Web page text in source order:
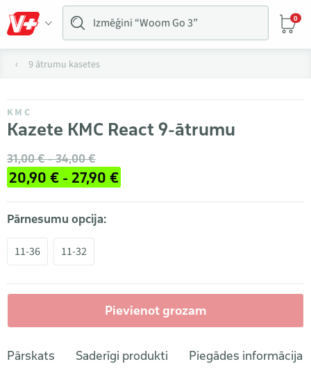
0
9 ātrumu kasetes
KMC
Kazete KMC React 9-ātrumu
31,00 € - 34,00 €
20,90 € - 27,90 €
Pārnesumu opcija:
11-36 11-32
Pievienot grozam
Pārskats Saderīgi produkti
Piegādes informācija